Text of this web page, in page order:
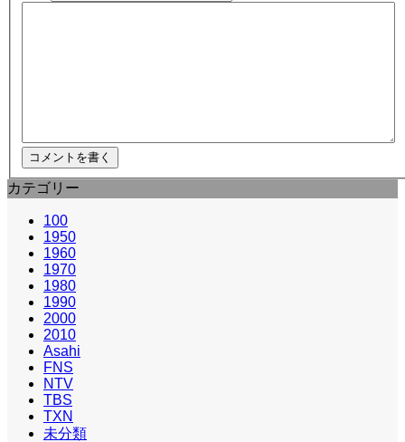
カテゴリー
100
1950
1960
1970
1980
1990
2000
2010
Asahi
FNS
NTV
TBS
TXN
未分類